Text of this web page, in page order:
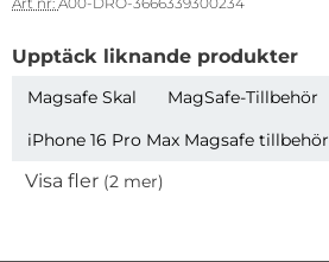
Upptäck liknande produkter
Magsafe Skal MagSafe-Tillbehör
iPhone 16 Pro Max Magsafe tillbehör
Visa fler (2 mer)